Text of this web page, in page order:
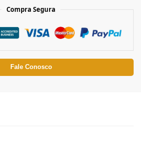
Compra Segura
Fale Conosco